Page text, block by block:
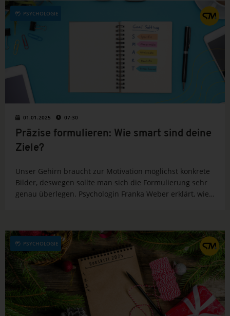
PSYCHOLOGIE
01.01.2025 07:30
Präzise formulieren: Wie smart sind deine
Ziele?
Unser Gehirn braucht zur Motivation möglichst konkrete
Bilder, deswegen sollte man sich die Formulierung sehr
genau überlegen. Psychologin Franka Weber erklärt, wie
PSYCHOLOGIE